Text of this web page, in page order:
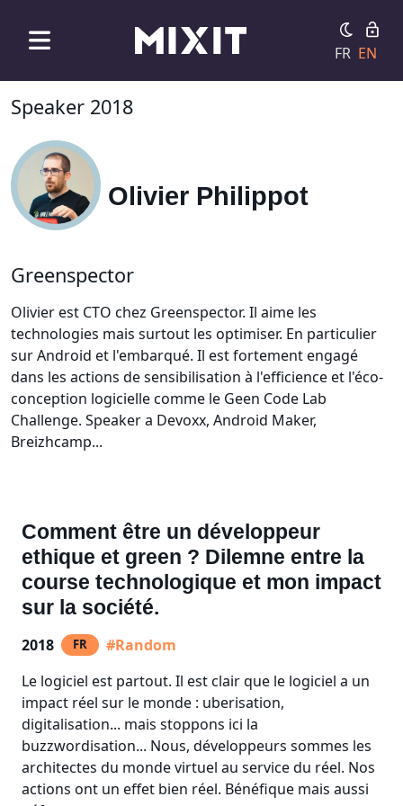
FR EN
Speaker 2018
Olivier Philippot
Greenspector
Olivier est CTO chez Greenspector. Il aime les
technologies mais surtout les optimiser. En particulier
sur Android et l'embarqué. Il est fortement engagé
dans les actions de sensibilisation à l'efficience et l'éco-
conception logicielle comme le Geen Code Lab
Challenge. Speaker a Devoxx, Android Maker,
Breizhcamp...
Comment être un développeur
ethique et green ? Dilemne entre la
course technologique et mon impact
sur la société.
2018 FR
#Random
Le logiciel est partout. Il est clair que le logiciel a un
impact réel sur le monde : uberisation,
digitalisation... mais stoppons ici la
buzzwordisation... Nous, développeurs sommes les
architectes du monde virtuel au service du réel. Nos
actions ont un effet bien réel. Bénéfique mais aussi